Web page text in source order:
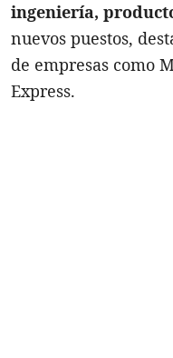
ingeniería,
nuevos puestos,
de empresas como
Express.